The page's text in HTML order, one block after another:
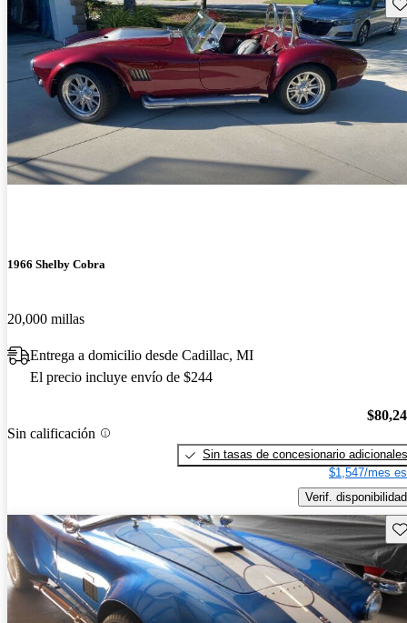
1966 Shelby Cobra
20,000 millas
Entrega a domicilio desde Cadillac, MI
El precio incluye envío de $244
Sin calificación
Sin tasas de concesionario adicionales
$1,547/mes
Verif. disponibilidad